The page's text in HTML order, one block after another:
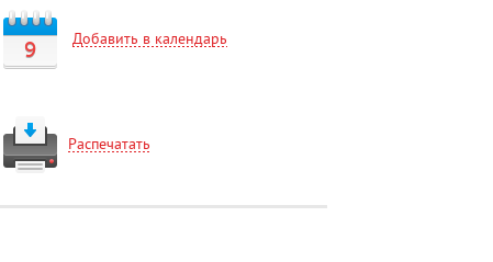
9 Добавить в календарь
Распечатать